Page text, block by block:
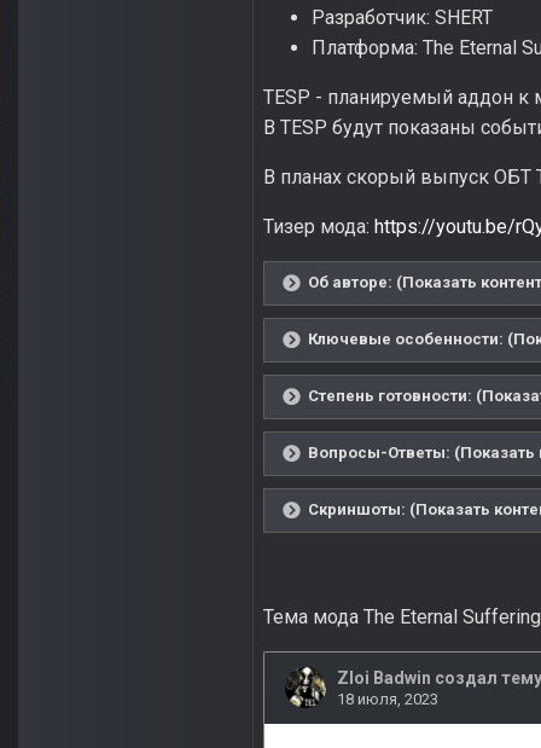
Разработчик: SHERT
Платформа: The Eternal
TESP - планируемый аддон к
В TESP будут показаны
В планах скорый выпуск ОБТ
Тизер мода: https://youtu.be/
Об авторе: (Показать
Ключевые особенности:
Степень готовности:
Вопросы-Ответы: (Показать
Скриншоты: (Показать
Тема мода The Eternal